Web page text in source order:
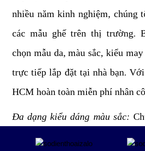
nhiều năm kinh nghiệm, chúng
các mẫu ghế trên thị trường.
chọn mẫu da, màu sắc, kiểu
trực tiếp lắp đặt tại nhà bạn.
HCM hoàn toàn miễn phí nhân
Đa dạng kiểu dáng màu sắc:
có đầy đủ mẫu mã, màu sắc và
Mua ngay